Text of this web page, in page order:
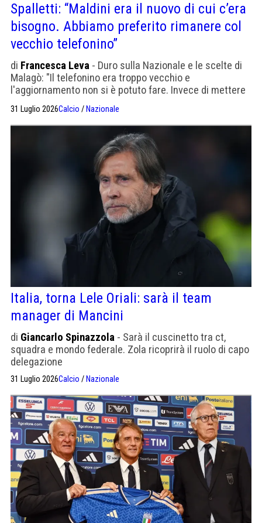
Spalletti: “Maldini era il nuovo di cui c’era
bisogno. Abbiamo preferito rimanere col
vecchio telefonino”
di Francesca Leva - Duro sulla Nazionale e le scelte di
Malagò: "Il telefonino era troppo vecchio e
l'aggiornamento non si è potuto fare. Invece di mettere
la quarta, è rientrata la seconda"
31 Luglio 2026Calcio /Nazionale
Italia, torna Lele Oriali: sarà il team
manager di Mancini
di Giancarlo Spinazzola - Sarà il cuscinetto tra ct,
squadra e mondo federale. Zola ricoprirà il ruolo di capo
delegazione
31 Luglio 2026Calcio / Nazionale